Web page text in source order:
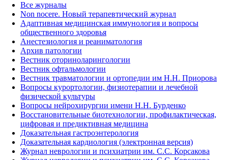
Все журналы
Non nocere. Новый терапевтический журнал
Адаптивная медицинская иммунология и вопросы
общественного здоровья
Анестезиология и реаниматология
Архив патологии
Вестник оториноларингологии
Вестник офтальмологии
Вестник травматологии и ортопедии им Н.Н. Приорова
Вопросы курортологии, физиотерапии и лечебной
физической культуры
Вопросы нейрохирургии имени Н.Н. Бурденко
Восстановительные биотехнологии, профилактическая,
цифровая и предиктивная медицина
Доказательная гастроэнтерология
Доказательная кардиология (электронная версия)
Журнал неврологии и психиатрии им. С.С. Корсакова